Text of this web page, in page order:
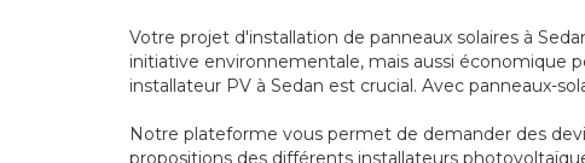
Votre projet d'installation de panneaux solaires à
initiative environnementale, mais aussi économique
installateur PV à Sedan est crucial. Avec panneaux-
Notre plateforme vous permet de demander des
propositions des différents installateurs